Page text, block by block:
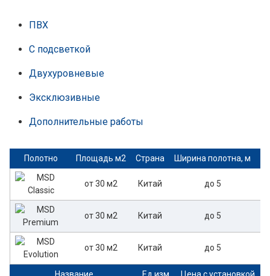
ПВХ
С подсветкой
Двухуровневые
Эксклюзивные
Дополнительные работы
Полотно Площадь м2 Страна Ширина полотна, м
от 30 м2 Китай до 5
от 30 м2 Китай до 5
от 30 м2 Китай до 5
Название Ед.изм. Цена с установкой